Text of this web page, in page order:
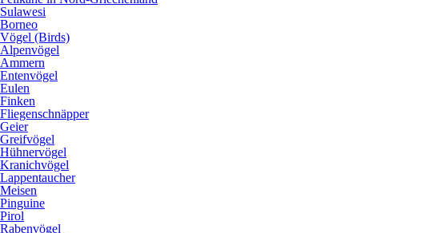
Sulawesi
Borneo
Vögel (Birds)
Alpenvögel
Ammern
Entenvögel
Eulen
Finken
Fliegenschnäpper
Geier
Greifvögel
Hühnervögel
Kranichvögel
Lappentaucher
Meisen
Pinguine
Pirol
Rabenvögel